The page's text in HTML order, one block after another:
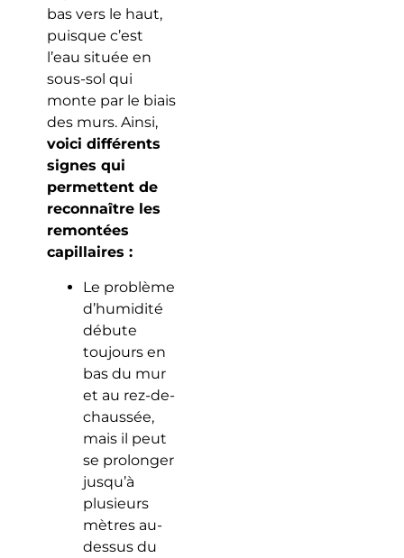
bas vers le haut,
puisque c’est
l’eau située en
sous-sol qui
monte par le biais
des murs. Ainsi,
voici différents
signes qui
permettent de
reconnaître les
remontées
capillaires :
Le problème
d’humidité
débute
toujours en
bas du mur
et au rez-de-
chaussée,
mais il peut
se prolonger
jusqu’à
plusieurs
mètres au-
dessus du